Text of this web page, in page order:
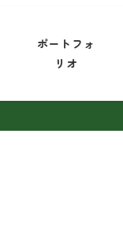
ポートフォ
リオ